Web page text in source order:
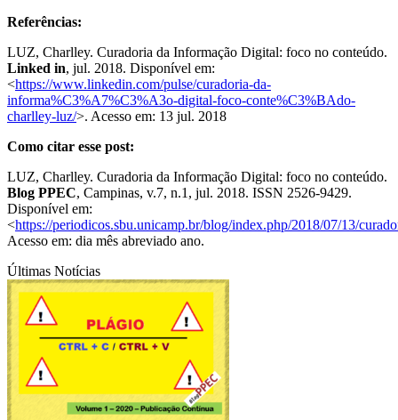
Referências:
LUZ, Charlley. Curadoria da Informação Digital: foco no conteúdo.
Linked in, jul. 2018. Disponível em:
<https://www.linkedin.com/pulse/curadoria-da-
informa%C3%A7%C3%A3o-digital-foco-conte%C3%BAdo-
charlley-luz/>. Acesso em: 13 jul. 2018
Como citar esse post:
LUZ, Charlley. Curadoria da Informação Digital: foco no conteúdo.
Blog PPEC, Campinas, v.7, n.1, jul. 2018. ISSN 2526-9429.
Disponível em:
<https://periodicos.sbu.unicamp.br/blog/index.php/2018/07/13/
Acesso em: dia mês abreviado ano.
Últimas Notícias